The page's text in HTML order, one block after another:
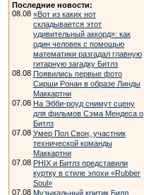
Последние новости:
08.08 «Вот из каких нот
складывается этот
удивительный аккорд»: как
один человек с помощью
математики разгадал главную
гитарную загадку Битлз
08.08 Появились первые фото
Сирши Ронан в образе Линды
Маккартни
07.08 На Эбби-роуд снимут сцену
для фильмов Сэма Мендеса о
Битлз
07.08 Умер Пол Свон, участник
технической команды
Маккартни
07.08 PHIX и Битлз представили
куртку в стиле эпохи «Rubber
Soul»
07.08 Музыкальный критик Билл